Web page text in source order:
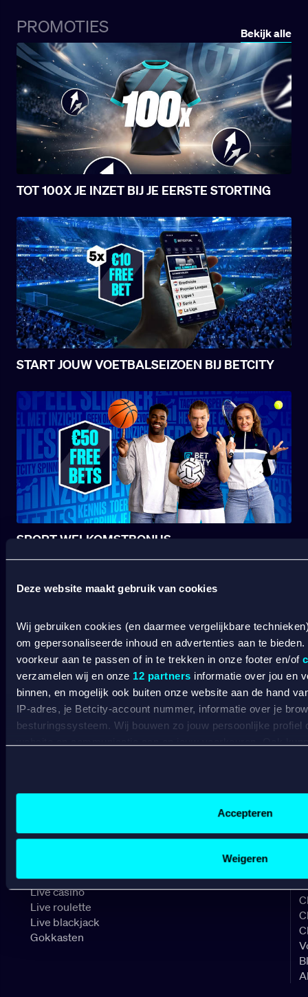
Deze website maakt gebruik van cookies
Wij gebruiken cookies (en daarmee vergelijkbare
om gepersonaliseerde inhoud en advertenties aan te
voorkeur aan te passen of in te trekken in onze footer en/of
verzamelen wij en onze 12 partners informatie over jou en
binnen, en mogelijk ook buiten onze website aan de hand
IP-adres, je Betcity-account nummer, informatie over je
besturingssysteem. Wij bouwen zo jouw persoonlijke profiel
Advertentie- en contentmeting, inzichten in het publiek
Sociale media functionaliteit.
Accepteren
Weigeren
start, maar negen maanden later was het
plaatje volledig omgekeerd.
PROMOTIES Bekijk alle
TOT 100X JE INZET BIJ JE EERSTE STORTING
START JOUW VOETBALSEIZOEN BIJ BETCITY
SPORT WELKOMSTBONUS
Wat kost gokken jou? Stop op tijd. 18+
BETCITY
SPORTSBOOK
Wedden op sport
Wedden op voetbal
Wedden op Eredivisie
Wedden op Feyenoord
CASINO
Online gokken
Live casino
Live roulette
Live blackjack
Gokkasten